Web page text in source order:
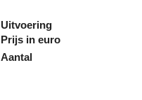
Uitvoering
Prijs in euro
Aantal